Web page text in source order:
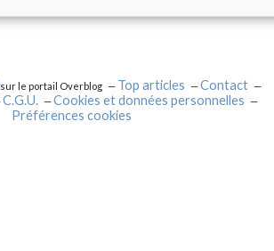
sur le portail Overblog Top articles
Contact
C.G.U.
Cookies et données personnelles
Préférences cookies